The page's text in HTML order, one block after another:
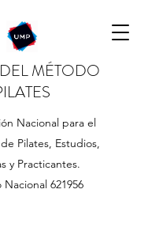
MÉTODO
Nacional para el
Pilates, Estudios,
y Practicantes.
621956